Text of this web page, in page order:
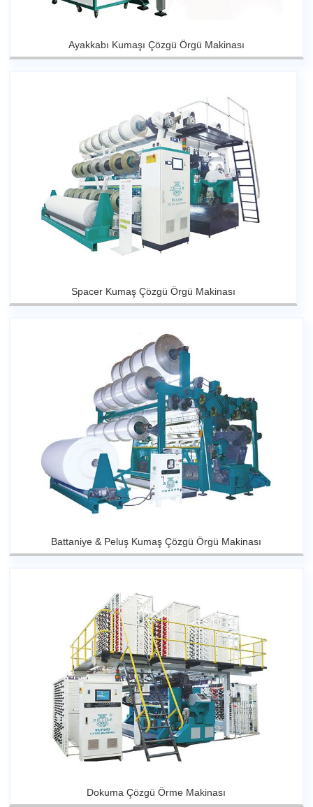
Ayakkabı Kumaşı Çözgü Örgü Makinası
Spacer Kumaş Çözgü Örgü Makinası
Battaniye & Peluş Kumaş Çözgü Örgü Makinası
Dokuma Çözgü Örme Makinası